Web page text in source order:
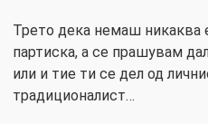
Трето дека немаш никаква
партиска, а се прашувам
или и тие ти се дел од
традиционалист…